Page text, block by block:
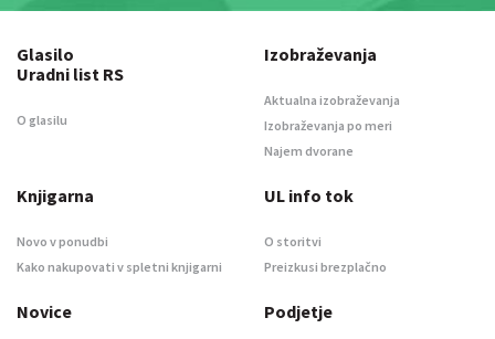
Glasilo
Uradni list RS
O glasilu
Izobraževanja
Aktualna izobraževanja
Izobraževanja po meri
Najem dvorane
Knjigarna
Novo v ponudbi
Kako nakupovati v spletni knjigarni
UL info tok
O storitvi
Preizkusi brezplačno
Novice Podjetje